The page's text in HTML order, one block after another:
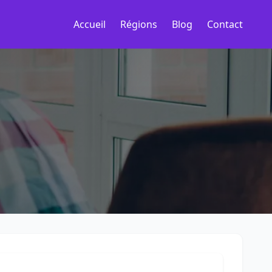
Accueil Régions Blog Contact